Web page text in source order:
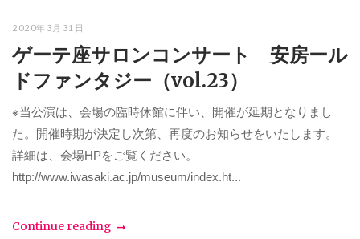
2020年3月31日
ゲーテ座サロンコンサート 安房ール
ドファンタジー（vol.23）
※当公演は、会場の臨時休館に伴い、開催が延期となりまし
た。開催時期が決定し次第、再度のお知らせをいたします。
詳細は、会場HPをご覧ください。
http://www.iwasaki.ac.jp/museum/index.ht...
Continue reading